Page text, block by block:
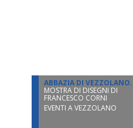
ABBAZIA DI VEZZOLANO.
MOSTRA DI DISEGNI DI
FRANCESCO CORNI
EVENTI A VEZZOLANO